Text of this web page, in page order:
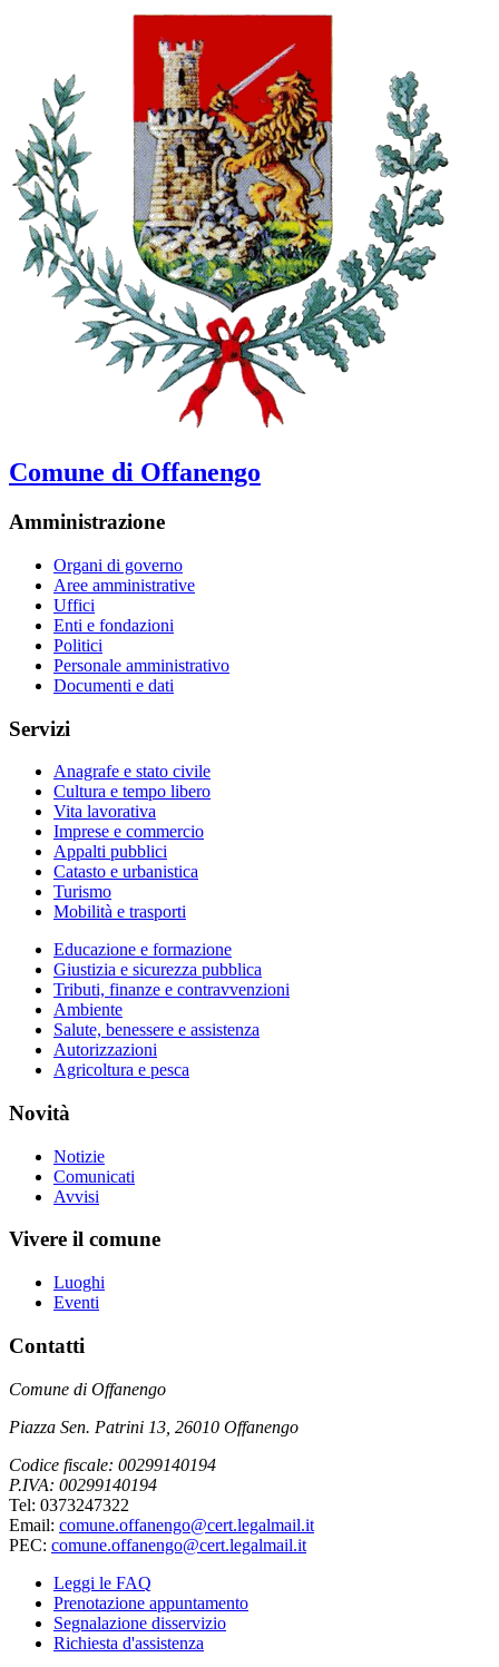
Comune di Offanengo
Amministrazione
Organi di governo
Aree amministrative
Uffici
Enti e fondazioni
Politici
Personale amministrativo
Documenti e dati
Servizi
Anagrafe e stato civile
Cultura e tempo libero
Vita lavorativa
Imprese e commercio
Appalti pubblici
Catasto e urbanistica
Turismo
Mobilità e trasporti
Educazione e formazione
Giustizia e sicurezza pubblica
Tributi, finanze e contravvenzioni
Ambiente
Salute, benessere e assistenza
Autorizzazioni
Agricoltura e pesca
Novità
Notizie
Comunicati
Avvisi
Vivere il comune
Luoghi
Eventi
Contatti
Comune di Offanengo
Piazza Sen. Patrini 13, 26010 Offanengo
Codice fiscale: 00299140194
P.IVA: 00299140194
Tel: 0373247322
Email: comune.offanengo@cert.legalmail.it
PEC: comune.offanengo@cert.legalmail.it
Leggi le FAQ
Prenotazione appuntamento
Segnalazione disservizio
Richiesta d'assistenza